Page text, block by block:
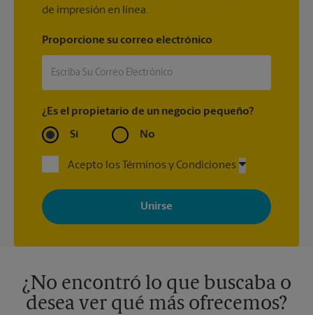
de impresión en línea.
Proporcione su correo electrónico
¿Es el propietario de un negocio pequeño?
Sí No
Acepto los Términos y Condiciones
Al registrarse, acepta recibir correos electrónicos de The UPS
Store con noticias, ofertas especiales, promociones y mensajes
adaptados a sus intereses. Puede darse de baja en cualquier
momento. Para más información, consulte nuestra política de
¿No encontró lo que buscaba o
desea ver qué más ofrecemos?